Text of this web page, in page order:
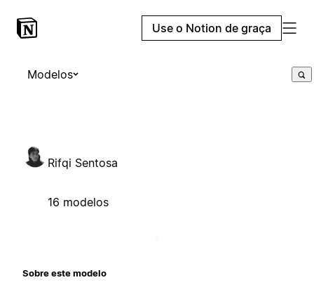
Use o Notion de graça
Modelos
Rifqi Sentosa
16 modelos
Sobre este modelo